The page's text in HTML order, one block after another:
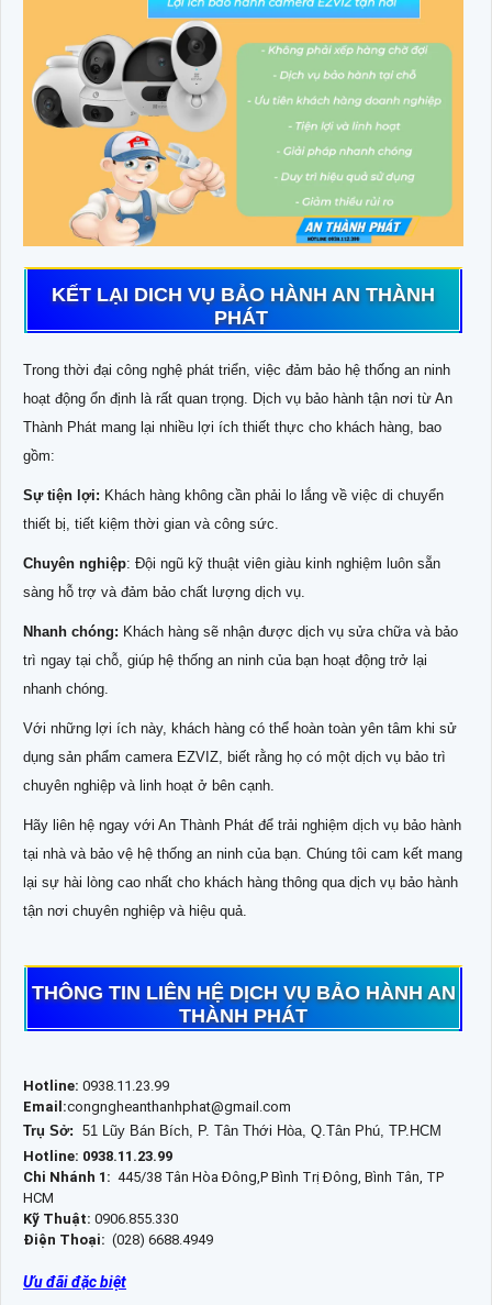
KẾT LẠI DICH VỤ BẢO HÀNH AN THÀNH
PHÁT
Trong thời đại công nghệ phát triển, việc đảm bảo hệ thống an ninh
hoạt động ổn định là rất quan trọng. Dịch vụ bảo hành tận nơi từ An
Thành Phát mang lại nhiều lợi ích thiết thực cho khách hàng, bao
gồm:
Sự tiện lợi: Khách hàng không cần phải lo lắng về việc di chuyển
thiết bị, tiết kiệm thời gian và công sức.
Chuyên nghiệp: Đội ngũ kỹ thuật viên giàu kinh nghiệm luôn sẵn
sàng hỗ trợ và đảm bảo chất lượng dịch vụ.
Nhanh chóng: Khách hàng sẽ nhận được dịch vụ sửa chữa và bảo
trì ngay tại chỗ, giúp hệ thống an ninh của bạn hoạt động trở lại
nhanh chóng.
Với những lợi ích này, khách hàng có thể hoàn toàn yên tâm khi sử
dụng sản phẩm camera EZVIZ, biết rằng họ có một dịch vụ bảo trì
chuyên nghiệp và linh hoạt ở bên cạnh.
Hãy liên hệ ngay với An Thành Phát để trải nghiệm dịch vụ bảo hành
tại nhà và bảo vệ hệ thống an ninh của bạn. Chúng tôi cam kết mang
lại sự hài lòng cao nhất cho khách hàng thông qua dịch vụ bảo hành
tận nơi chuyên nghiệp và hiệu quả.
THÔNG TIN LIÊN HỆ DỊCH VỤ BẢO HÀNH AN
THÀNH PHÁT
Hotline: 0938.11.23.99
Email:congngheanthanhphat@gmail.com
Trụ Sở: 51 Lũy Bán Bích, P. Tân Thới Hòa, Q.Tân Phú, TP.HCM
Hotline: 0938.11.23.99
Chi Nhánh 1: 445/38 Tân Hòa Đông,P Bình Trị Đông, Bình Tân, TP
HCM
Kỹ Thuật: 0906.855.330
Điện Thoại: (028) 6688.4949
Ưu đãi đặc biệt